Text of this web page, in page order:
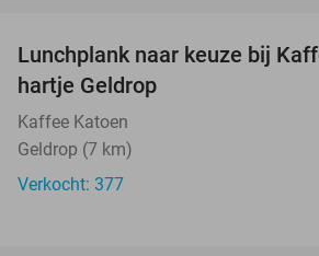
Lunchplank naar keuze bij
hartje Geldrop
Kaffee Katoen
Geldrop (7 km)
Verkocht: 377